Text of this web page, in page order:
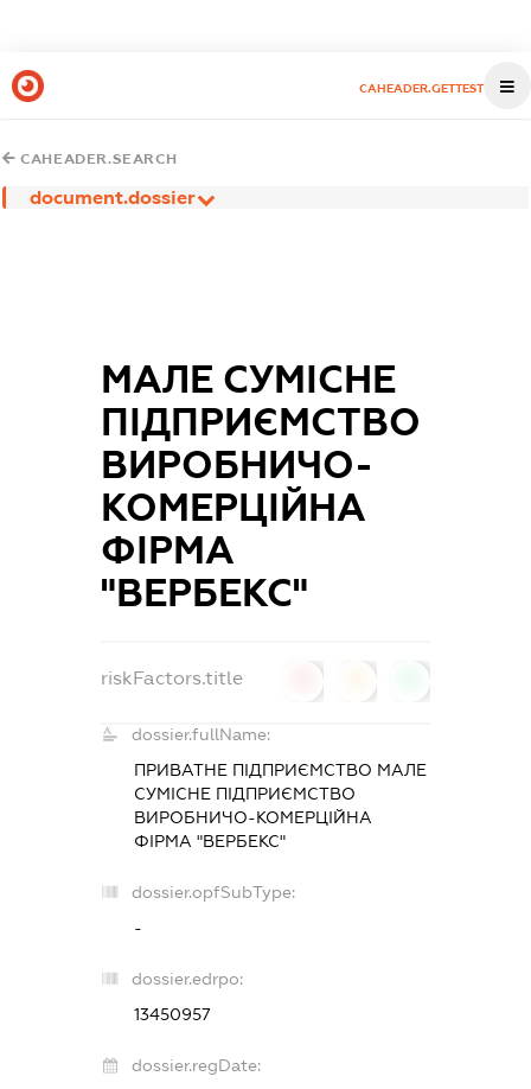
CAHEADER.GETTEST
CAHEADER.SEARCH
document.dossier
МАЛЕ СУМІСНЕ
ПІДПРИЄМСТВО
ВИРОБНИЧО-
КОМЕРЦІЙНА
ФІРМА
"ВЕРБЕКС"
riskFactors.title
dossier.fullName:
ПРИВАТНЕ ПІДПРИЄМСТВО МАЛЕ
СУМІСНЕ ПІДПРИЄМСТВО
ВИРОБНИЧО-КОМЕРЦІЙНА
ФІРМА "ВЕРБЕКС"
dossier.opfSubType:
-
dossier.edrpo:
13450957
dossier.regDate: